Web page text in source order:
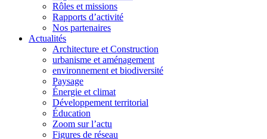
Rôles et missions
Rapports d’activité
Nos partenaires
Actualités
Architecture et Construction
urbanisme et aménagement
environnement et biodiversité
Paysage
Énergie et climat
Développement territorial
Éducation
Zoom sur l’actu
Figures de réseau